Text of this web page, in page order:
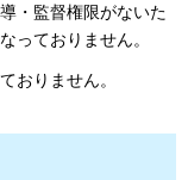
・監督権限がないた
っておりません。
おりません。